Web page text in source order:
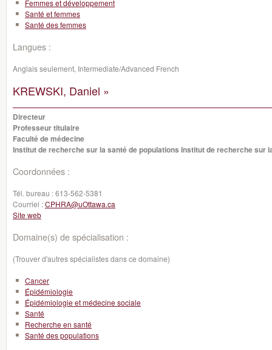
Femmes et développement
Santé et femmes
Santé des femmes
Langues :
Anglais seulement, Intermediate/Advanced French
KREWSKI, Daniel »
Directeur
Professeur titulaire
Faculté de médecine
Institut de recherche sur la santé de populations Institut de recherche sur
Coordonnées :
Tél. bureau :613-562-5381
Courriel :CPHRA@uOttawa.ca
Site web
Domaine(s) de spécialisation :
(Trouver d'autres spécialistes dans ce domaine)
Cancer
Épidémiologie
Épidémiologie et médecine sociale
Santé
Recherche en santé
Santé des populations